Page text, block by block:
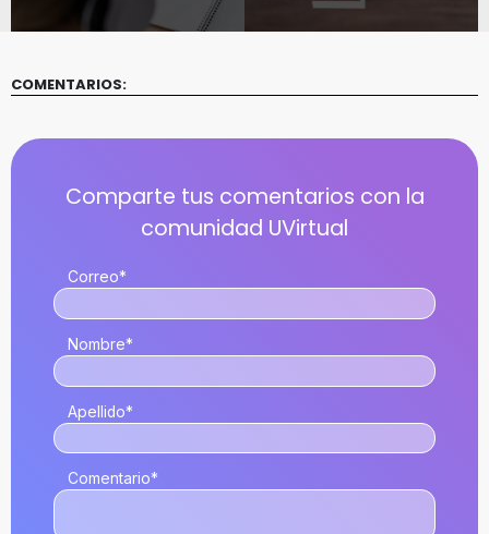
COMENTARIOS:
Correo*
Nombre*
Apellido*
Comentario*